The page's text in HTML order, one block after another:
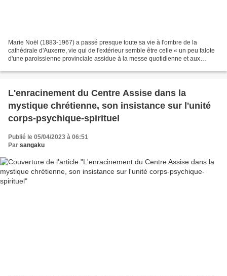
Marie Noël (1883-1967) a passé presque toute sa vie à l'ombre de la
cathédrale d'Auxerre, vie qui de l'extérieur semble être celle « un peu falote
d'une paroissienne provinciale assidue à la messe quotidienne et aux
L'enracinement du Centre Assise dans la
mystique chrétienne, son insistance sur l'unité
corps-psychique-spirituel
Publié le 05/04/2023 à 06:51
Par sangaku